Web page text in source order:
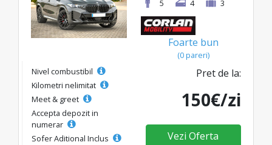
5
4 3
Foarte bun
(0 pareri)
Nivel combustibil
Kilometri nelimitat
Meet & greet
Accepta depozit in
numerar
Sofer Aditional Inclus
Pret de la:
150€/zi
Vezi Oferta